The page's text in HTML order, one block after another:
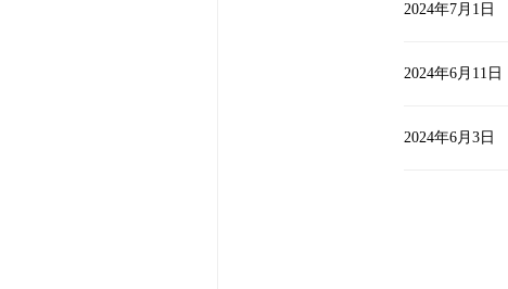
2024年7月1日
2024年6月11日
2024年6月3日